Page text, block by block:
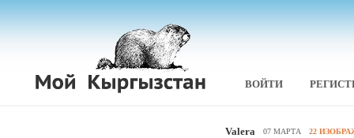
ВОЙТИ
Valera 07 МАРТА 22